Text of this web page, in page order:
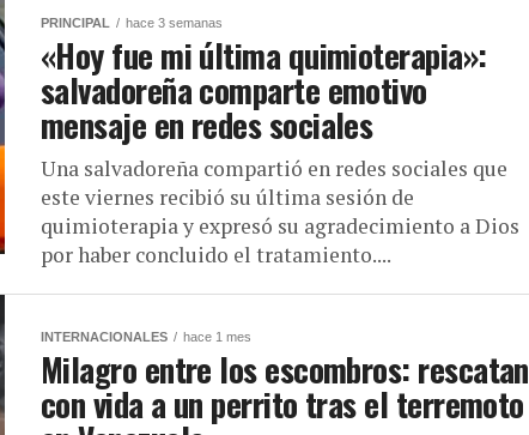
PRINCIPAL hace 3 semanas
«Hoy fue mi última quimioterapia»:
salvadoreña comparte emotivo
mensaje en redes sociales
Una salvadoreña compartió en redes sociales que
este viernes recibió su última sesión de
quimioterapia y expresó su agradecimiento a Dios
por haber concluido el tratamiento....
INTERNACIONALES hace 1 mes
Milagro entre los escombros: rescatan
con vida a un perrito tras el terremoto